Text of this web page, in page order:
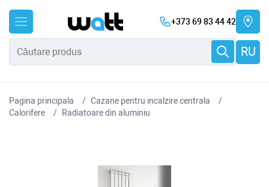
+373 69 83 44 42
RU
Pagina principala
Cazane pentru incalzire centrala
Сalorifere
Radiatoare din aluminiu